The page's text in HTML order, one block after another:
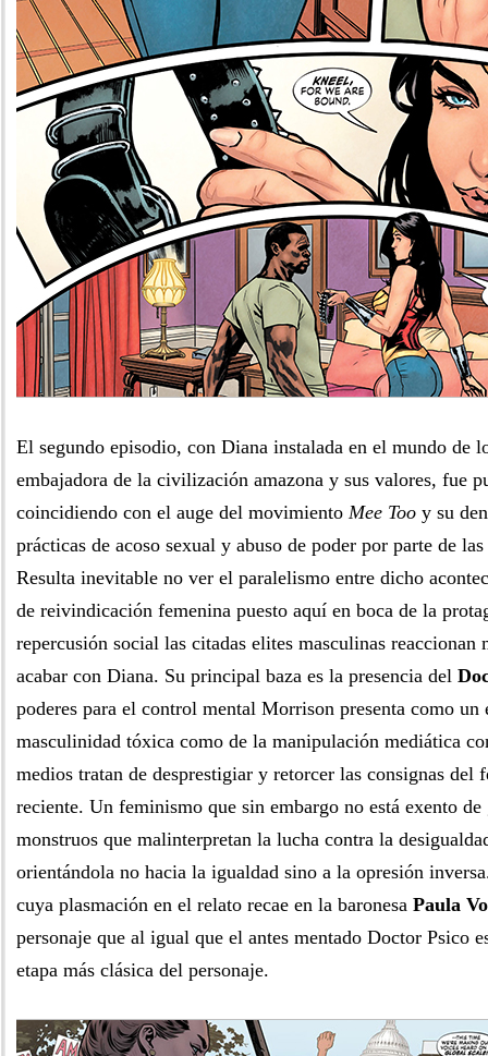
El segundo episodio, con Diana instalada en el mundo de
embajadora de la civilización amazona y sus valores, fue
coincidiendo con el auge del movimiento Mee Too y su
prácticas de acoso sexual y abuso de poder por parte de
Resulta inevitable no ver el paralelismo entre dicho
de reivindicación femenina puesto aquí en boca de la
repercusión social las citadas elites masculinas reaccionan
acabar con Diana. Su principal baza es la presencia del
poderes para el control mental Morrison presenta como un
masculinidad tóxica como de la manipulación mediática
medios tratan de desprestigiar y retorcer las consignas del
reciente. Un feminismo que sin embargo no está exento de
monstruos que malinterpretan la lucha contra la
orientándola no hacia la igualdad sino a la opresión
cuya plasmación en el relato recae en la baronesa Paula
personaje que al igual que el antes mentado Doctor Psico
etapa más clásica del personaje.